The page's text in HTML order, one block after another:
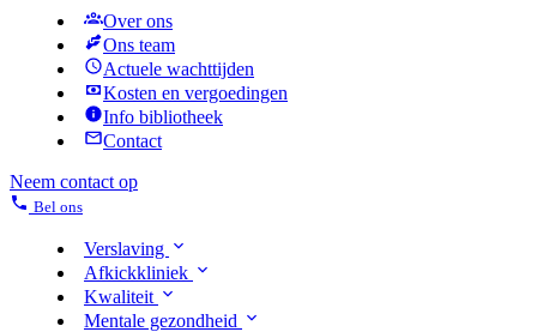
Over ons
Ons team
Actuele wachttijden
Kosten en vergoedingen
Info bibliotheek
Contact
Neem contact op
Bel ons
Verslaving
Afkickkliniek
Kwaliteit
Mentale gezondheid